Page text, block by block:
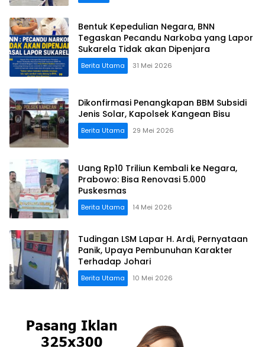
Bentuk Kepedulian Negara, BNN
Tegaskan Pecandu Narkoba yang Lapor
Sukarela Tidak akan Dipenjara
Berita Utama 31 Mei 2026
Dikonfirmasi Penangkapan BBM Subsidi
Jenis Solar, Kapolsek Kangean Bisu
Berita Utama 29 Mei 2026
Uang Rp10 Triliun Kembali ke Negara,
Prabowo: Bisa Renovasi 5.000
Puskesmas
Berita Utama 14 Mei 2026
Tudingan LSM Lapar H. Ardi, Pernyataan
Panik, Upaya Pembunuhan Karakter
Terhadap Johari
Berita Utama 10 Mei 2026